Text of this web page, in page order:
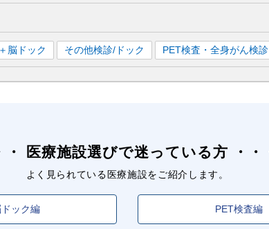
脳ドック その他検診/ドック PET検査・全身がん検診
医療施設選びで迷っている方
よく見られている医療施設をご紹介します。
ドック編 PET検査編